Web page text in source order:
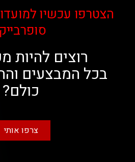
הצטרפו עכשיו
רוצים להיות
בכל המבצעים
כולם?
צרפו אותי